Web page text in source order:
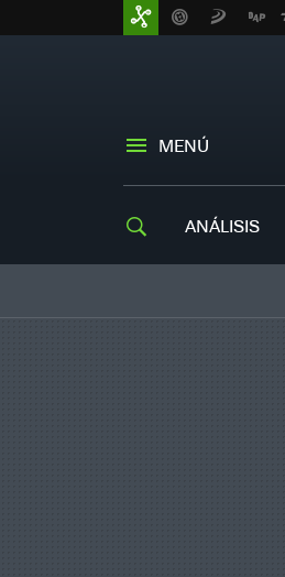
MENÚ
ANÁLISIS